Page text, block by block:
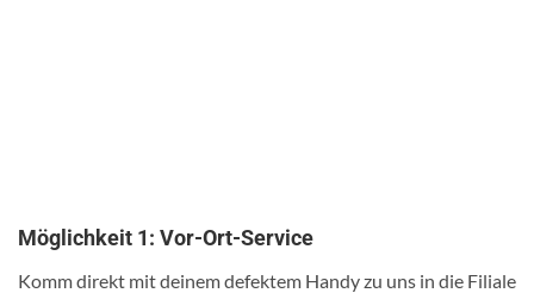
Möglichkeit 1: Vor-Ort-Service
Komm direkt mit deinem defektem Handy zu uns in die Filiale